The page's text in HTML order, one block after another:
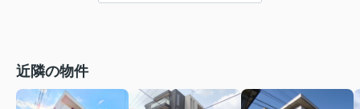
近隣の物件